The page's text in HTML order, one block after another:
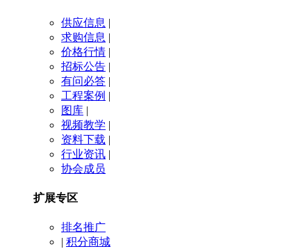
供应信息 |
求购信息 |
价格行情 |
招标公告 |
有问必答 |
工程案例 |
图库 |
视频教学 |
资料下载 |
行业资讯 |
协会成员
扩展专区
排名推广
| 积分商城